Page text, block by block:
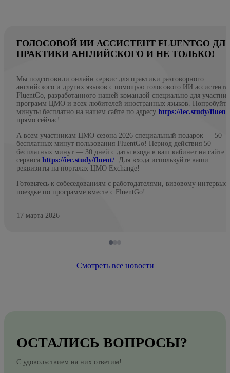
ГОЛОСОВОЙ ИИ АССИСТЕНТ FLUENTGO
ПРАКТИКИ АНГЛИЙСКОГО И НЕ ТОЛЬКО!
Мы подготовили онлайн сервис для практики разговорного
английского и других языков с помощью голосового ИИ ассистента
FluentGo, разработанного нашей командой специально для
программ ЦМО и всех любителей иностранных языков.
минуты бесплатно на нашем сайте по адресу https://iec.study/fluent/
прямо сейчас!
А всем участникам ЦМО сезона 2026 специальный подарок — 50
бесплатных минут пользования FluentGo! Период действия 50
бесплатных минут — 30 дней с даты входа в ваш кабинет на сайте
сервиса https://iec.study/fluent/. Для входа используйте ваши
реквизиты на порталах ЦМО Exchange!
Готовьтесь к собеседованиям с работодателями, визовому интервью
поездке по программе вместе с FluentGo!
17 марта 2026
Смотреть все новости
ОСТАЛИСЬ ВОПРОСЫ?
С удовольствием на них ответим!